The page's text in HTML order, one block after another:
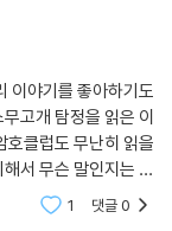
이야기를 좋아하기도
고개 탐정을 읽은 이
호클럽도 무난히 읽을
서 무슨 말인지는 잘
보고 아이랑 이야기
1 댓글0